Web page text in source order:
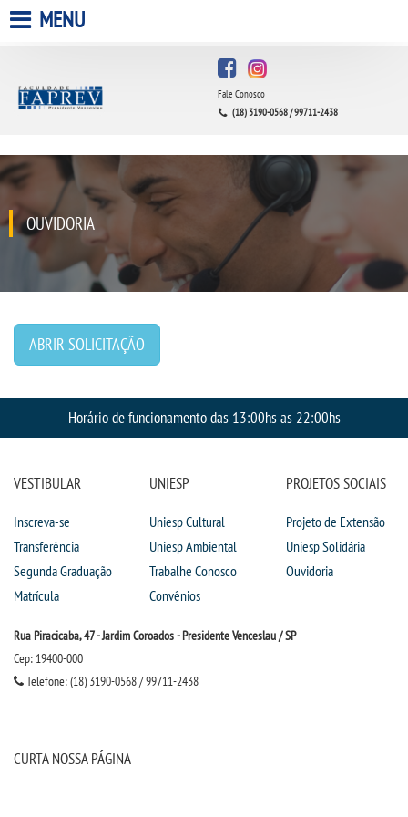
A FACULDADE
A UNIESP S.A.
QUEM SOMOS
INFRAESTRUTURA
CPA
CPSA
BACHARELADOS
TECNOLÓGICOS
INSCREVA-SE
MENU
Fale Conosco
(18) 3190-0568 / 99711-2438
OUVIDORIA
ABRIR SOLICITAÇÃO
Horário de funcionamento das 13:00hs as 22:00hs
VESTIBULAR
Inscreva-se
Transferência
Segunda Graduação
Matrícula
UNIESP
Uniesp Cultural
Uniesp Ambiental
Trabalhe Conosco
Convênios
PROJETOS SOCIAIS
Projeto de Extensão
Uniesp Solidária
Ouvidoria
Rua Piracicaba, 47 - Jardim Coroados - Presidente Venceslau / SP
Cep: 19400-000
Telefone: (18) 3190-0568 / 99711-2438
CURTA NOSSA PÁGINA